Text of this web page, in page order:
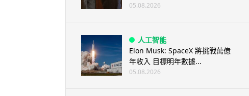
05.08.2026
人工智能
Elon Musk: SpaceX 將挑戰萬億
年收入 目標明年數據...
05.08.2026